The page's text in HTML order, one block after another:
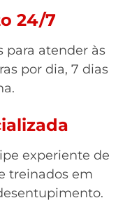
24/7
para atender às
por dia, 7 dias
experiente de
treinados em